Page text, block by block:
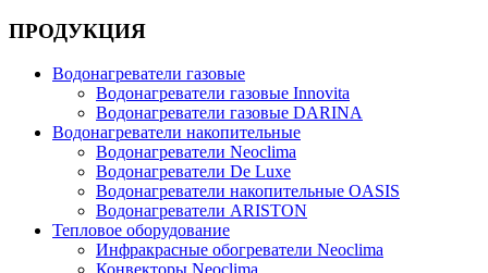
ПРОДУКЦИЯ
Водонагреватели газовые
Водонагреватели газовые Innovita
Водонагреватели газовые DARINA
Водонагреватели накопительные
Водонагреватели Neoclima
Водонагреватели De Luxe
Водонагреватели накопительные OASIS
Водонагреватели ARISTON
Тепловое оборудование
Инфракрасные обогреватели Neoclima
Конвекторы Neoclima